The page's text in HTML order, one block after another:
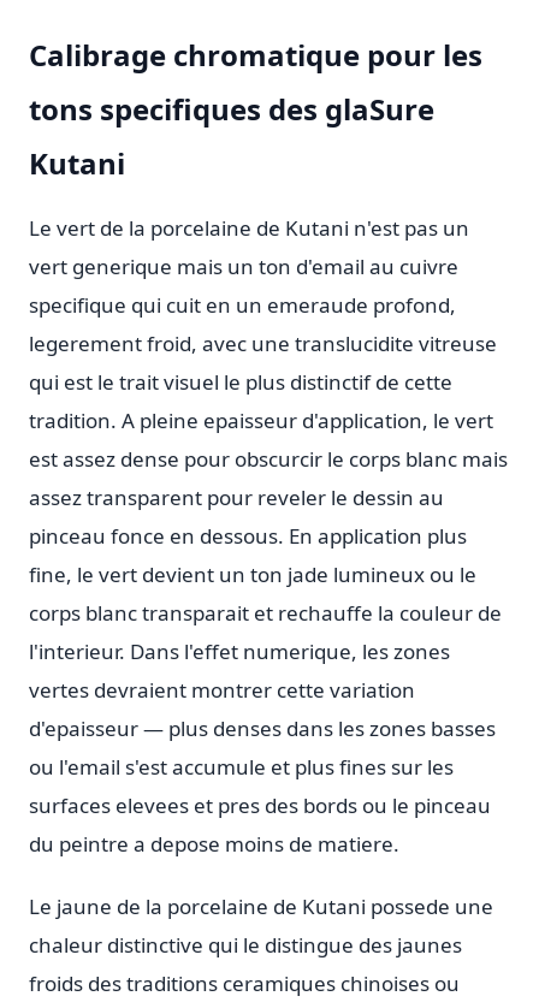
Calibrage chromatique pour les
tons specifiques des glaSure
Kutani
Le vert de la porcelaine de Kutani n'est pas un
vert generique mais un ton d'email au cuivre
specifique qui cuit en un emeraude profond,
legerement froid, avec une translucidite vitreuse
qui est le trait visuel le plus distinctif de cette
tradition. A pleine epaisseur d'application, le vert
est assez dense pour obscurcir le corps blanc mais
assez transparent pour reveler le dessin au
pinceau fonce en dessous. En application plus
fine, le vert devient un ton jade lumineux ou le
corps blanc transparait et rechauffe la couleur de
l'interieur. Dans l'effet numerique, les zones
vertes devraient montrer cette variation
d'epaisseur — plus denses dans les zones basses
ou l'email s'est accumule et plus fines sur les
surfaces elevees et pres des bords ou le pinceau
du peintre a depose moins de matiere.
Le jaune de la porcelaine de Kutani possede une
chaleur distinctive qui le distingue des jaunes
froids des traditions ceramiques chinoises ou